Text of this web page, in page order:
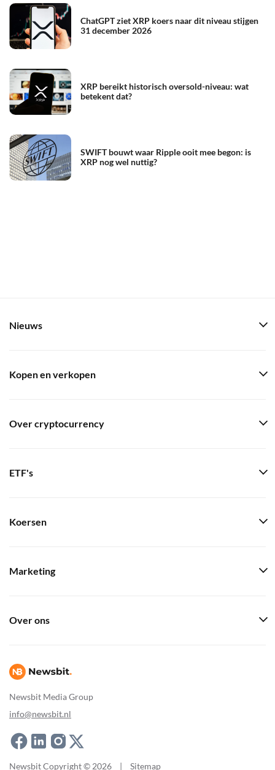
ChatGPT ziet XRP koers naar dit niveau stijgen
31 december 2026
XRP bereikt historisch oversold-niveau: wat
betekent dat?
SWIFT bouwt waar Ripple ooit mee begon: is
XRP nog wel nuttig?
Newsbit Media Group
info@newsbit.nl
Nieuws
Kopen en verkopen
Over cryptocurrency
ETF's
Koersen
Marketing
Over ons
Newsbit Copyright © 2026 | Sitemap